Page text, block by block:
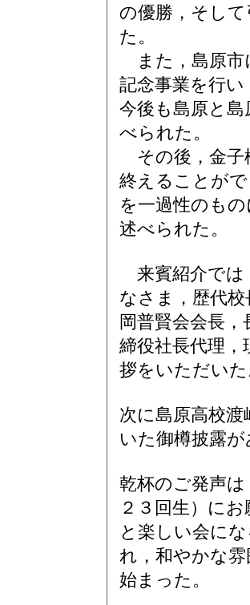
の優勝，そし
た。
また，島原市
記念事業を行
今後も島原と
べられた。
その後，金子
終えることが
を一過性のも
述べられた。
来賓紹介では
なさま，歴代
岡普賢会会長
締役社長代理
拶をいただい
次に島原高校
いた御樽披露
乾杯のご発声
２３回生）に
と楽しい会に
れ，和やかな
始まった。